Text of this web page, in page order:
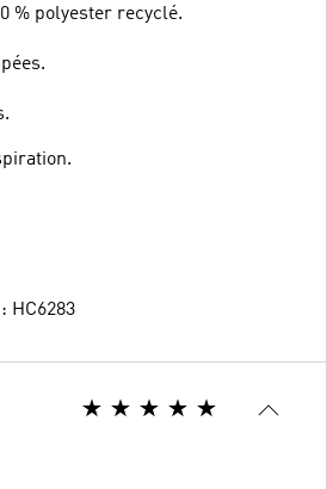
% polyester recyclé.
HC6283